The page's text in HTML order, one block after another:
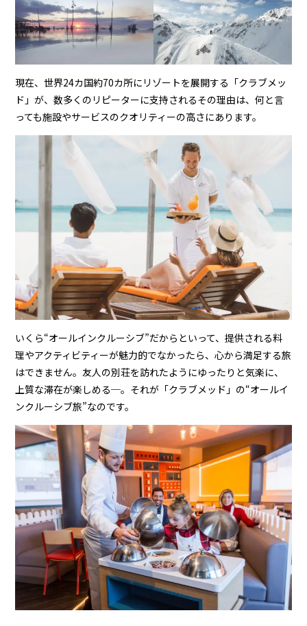
現在、世界24カ国約70カ所にリゾートを展開する「クラブメッ
ド」が、数多くのリピーターに支持されるその理由は、何と言
っても施設やサービスのクオリティーの高さにあります。
いくら“オールインクルーシブ”だからといって、提供される料
理やアクティビティーが魅力的でなかったら、心から満足する旅
はできません。友人の別荘を訪れたようにゆったりと気楽に、
上質な滞在が楽しめる─。それが「クラブメッド」の“オールイ
ンクルーシブ旅”なのです。